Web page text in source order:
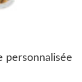
personnalisée